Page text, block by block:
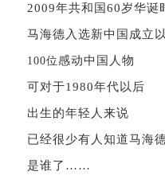
2009年共和国60岁华诞
马海德入选新中国成立
100位感动中国人物
可对于1980年代以后
出生的年轻人来说
已经很少有人知道马海
是谁了……